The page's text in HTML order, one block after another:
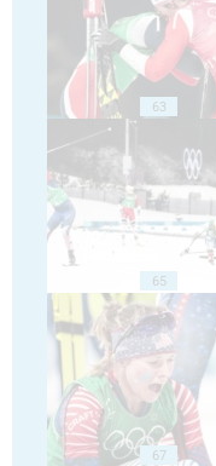
63
65
67